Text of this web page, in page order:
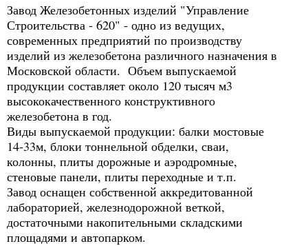
Завод Железобетонных изделий "Управление
Строительства - 620" - одно из ведущих,
современных предприятий по производству
изделий из железобетона различного назначения в
Московской области. Объем выпускаемой
продукции составляет около 120 тысяч м3
высококачественного конструктивного
железобетона в год.
Виды выпускаемой продукции: балки мостовые
14-33м, блоки тоннельной обделки, сваи,
колонны, плиты дорожные и аэродромные,
стеновые панели, плиты переходные и т.п.
Завод оснащен собственной аккредитованной
лабораторией, железнодорожной веткой,
достаточными накопительными складскими
площадями и автопарком.